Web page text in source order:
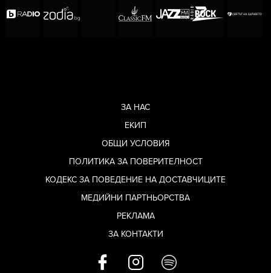
ЗА НАС
ЕКИП
ОБЩИ УСЛОВИЯ
ПОЛИТИКА ЗА ПОВЕРИТЕЛНОСТ
КОДЕКС ЗА ПОВЕДЕНИЕ НА ДОСТАВЧИЦИТЕ
МЕДИЙНИ ПАРТНЬОРСТВА
РЕКЛАМА
ЗА КОНТАКТИ